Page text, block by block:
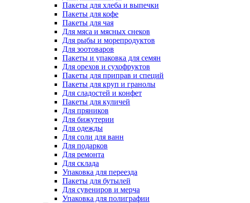
Пакеты для хлеба и выпечки
Пакеты для кофе
Пакеты для чая
Для мяса и мясных снеков
Для рыбы и морепродуктов
Для зоотоваров
Пакеты и упаковка для семян
Для орехов и сухофруктов
Пакеты для приправ и специй
Пакеты для круп и гранолы
Для сладостей и конфет
Пакеты для куличей
Для пряников
Для бижутерии
Для одежды
Для соли для ванн
Для подарков
Для ремонта
Для склада
Упаковка для переезда
Пакеты для бутылей
Для сувениров и мерча
Упаковка для полиграфии